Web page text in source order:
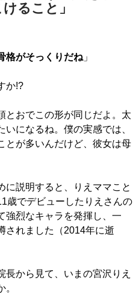
ること」
格がそっくりだね」
か!?
とおでこの形が同じだよ。太
いになるね。僕の実感では、
とが多いんだけど、彼女は母
説明すると、りえママこと
歳でデビューしたりえさんの
強烈なキャラを発揮し、一
されました（2014年に逝
から見て、いまの宮沢りえ